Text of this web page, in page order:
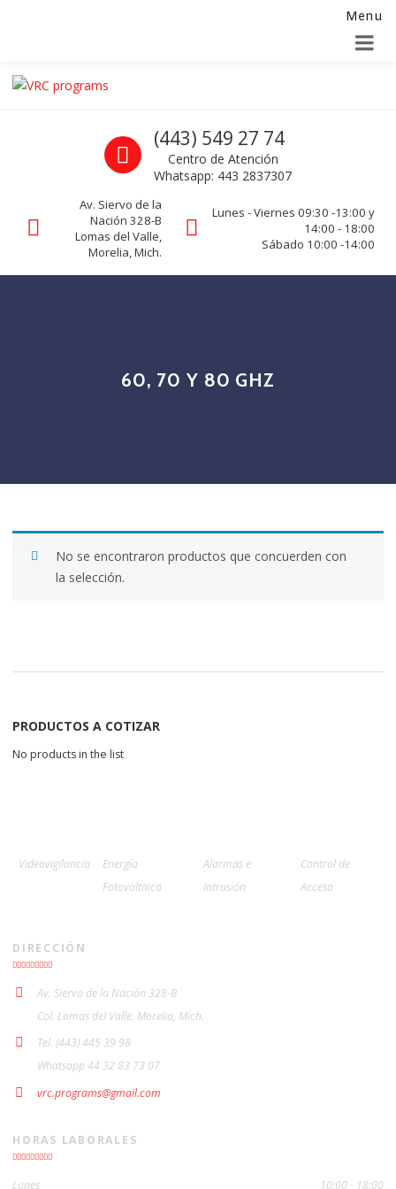
Menu
Skip to navigation
Skip to content
La seguridad de su empresa es nuestro negocio.
Call us
(443) 549 27 74
Centro de Atención
Whatsapp: 443 2837307
Av. Siervo de la
Nación 328-B
Lomas del Valle,
Morelia, Mich.
Lunes - Viernes 09:30 -13:00 y
14:00 - 18:00
Sábado 10:00 -14:00
60, 70 Y 80 GHZ
No se encontraron productos que concuerden con
la selección.
PRODUCTOS A COTIZAR
No products in the list
Videovigilancia
Energía
Fotovoltaica
Alarmas e
Intrusión
Control de
Acceso
DIRECCIÓN
Av. Siervo de la Nación 328-B
Col. Lomas del Valle, Morelia, Mich.
Tel. (443) 445 39 98
Whatsapp 44 32 83 73 07
vrc.programs@gmail.com
HORAS LABORALES
Lunes 10:00 - 18:00